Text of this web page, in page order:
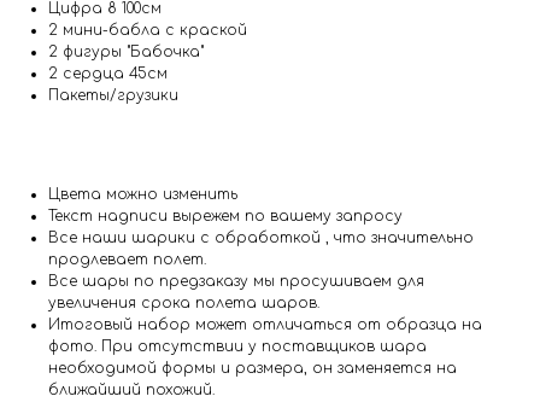
Цифра 8 100см
2 мини-бабла с краской
2 фигуры "Бабочка"
2 сердца 45см
Пакеты/грузики
Цвета можно изменить
Текст надписи вырежем по вашему запросу
Все наши шарики с обработкой , что значительно
продлевает полет.
Все шары по предзаказу мы просушиваем для
увеличения срока полета шаров.
Итоговый набор может отличаться от образца на
фото. При отсутствии у поставщиков шара
необходимой формы и размера, он заменяется на
ближайший похожий.